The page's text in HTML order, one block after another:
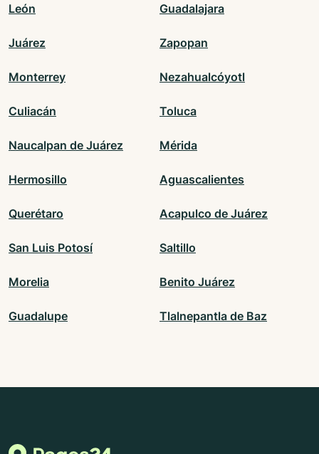
León Guadalajara
Juárez Zapopan
Monterrey Nezahualcóyotl
Culiacán Toluca
Naucalpan de Juárez Mérida
Hermosillo Aguascalientes
Querétaro Acapulco de Juárez
San Luis Potosí Saltillo
Morelia Benito Juárez
Guadalupe Tlalnepantla de Baz